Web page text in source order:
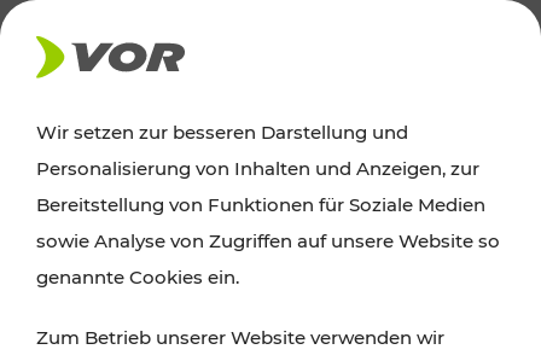
AKTUELLES
Ausflugstipps
Wien, Niederösterreich und das Burgenland
Wanderungen, Kultur und Gastronomie,
Wir setzen zur besseren Darstellung und
Personalisierung von Inhalten und Anzeigen, zur
Bereitstellung von Funktionen für Soziale Medien
sowie Analyse von Zugriffen auf unsere Website so
genannte Cookies ein.
Zum Betrieb unserer Website verwenden wir